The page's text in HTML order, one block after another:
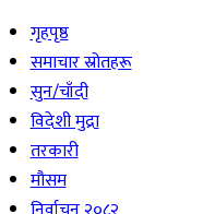
गृहपृष्ठ
समाचार स्रोतहरू
सुन/चाँदी
विदेशी मुद्रा
तरकारी
मौसम